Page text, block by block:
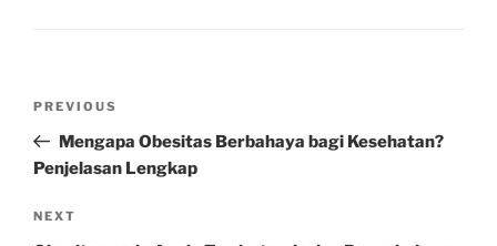
Previous
Post
PREVIOUS
Mengapa Obesitas Berbahaya bagi Kesehatan?
Penjelasan Lengkap
Next
NEXT